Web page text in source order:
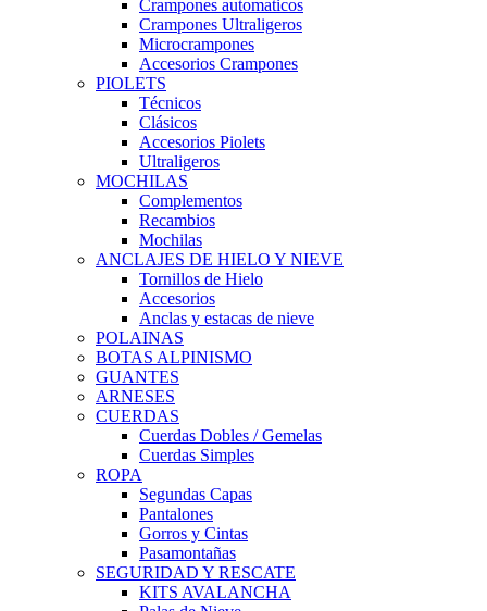
Crampones automaticos
Crampones Ultraligeros
Microcrampones
Accesorios Crampones
PIOLETS
Técnicos
Clásicos
Accesorios Piolets
Ultraligeros
MOCHILAS
Complementos
Recambios
Mochilas
ANCLAJES DE HIELO Y NIEVE
Tornillos de Hielo
Accesorios
Anclas y estacas de nieve
POLAINAS
BOTAS ALPINISMO
GUANTES
ARNESES
CUERDAS
Cuerdas Dobles / Gemelas
Cuerdas Simples
ROPA
Segundas Capas
Pantalones
Gorros y Cintas
Pasamontañas
SEGURIDAD Y RESCATE
KITS AVALANCHA